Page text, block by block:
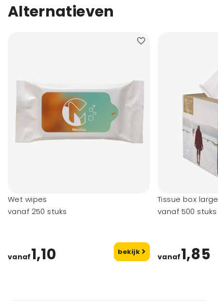
Alternatieven
Wet wipes
vanaf 250 stuks
vanaf1,10 bekijk
Tissue box large
vanaf 500 stuks
vanaf1,85